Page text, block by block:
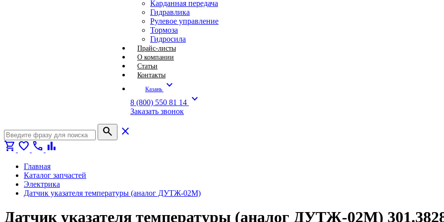
Карданная передача
Гидравлика
Рулевое управление
Тормоза
Гидросила
Прайс-листы
О компании
Статьи
Контакты
Казань expand_more
8 (800) 550 81 14 expand_more
Заказать звонок
search
close
shopping_cart favorite call bar_chart
Главная
Каталог запчастей
Электрика
Датчик указателя температуры (аналог ДУТЖ-02М)
Датчик указателя температуры (аналог ДУТЖ-02М)